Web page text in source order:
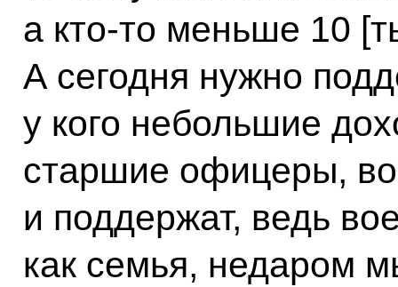
а кто-то меньше 10
А сегодня нужно
у кого небольшие
старшие офицеры,
и поддержат, ведь
как семья, недаром